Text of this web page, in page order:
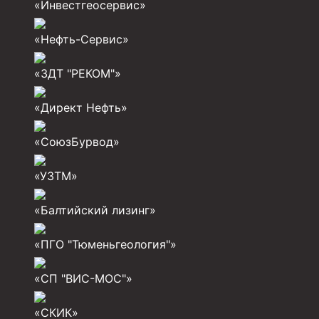
Муфта ОТТМ 178
Муфта ОТТМ 168
Муфта ОТТМ 114
Муфта ОТТГ 127
Муфта ОТТГ 114
Буровое оборудование
«Инвестгеосервис»
«Нефть-Сервис»
«ЗДТ "РЕКОМ"»
«Директ Нефть»
«СоюзБурвод»
«УЗТМ»
«Балтийский лизинг»
«ПГО "Тюменьгеология"»
«СП "ВИС-МОС"»
«СКИК»